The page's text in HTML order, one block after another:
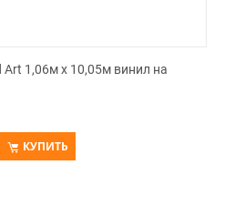
Art 1,06м х 10,05м винил на
КУПИТЬ